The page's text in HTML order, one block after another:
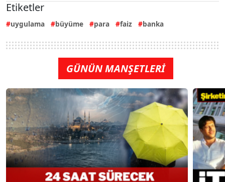
Etiketler
uygulama büyüme para faiz banka
GÜNÜN MANŞETLERİ